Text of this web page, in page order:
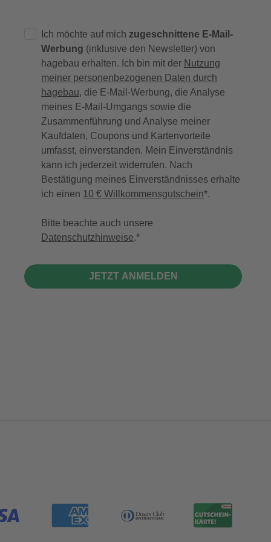
Ich möchte auf mich zugeschnittene E-Mail-
Werbung (inklusive den Newsletter) von
hagebau erhalten. Ich bin mit der Nutzung
meiner personenbezogenen Daten durch
hagebau, die E-Mail-Werbung, die Analyse
meines E-Mail-Umgangs sowie die
Zusammenführung und Analyse meiner
Kaufdaten, Coupons und Kartenvorteile
umfasst, einverstanden. Mein Einverständnis
kann ich jederzeit widerrufen. Nach
Bestätigung meines Einverständnisses erhalte
ich einen 10 € Willkommensgutschein*.
Bitte beachte auch unsere
Datenschutzhinweise.
JETZT ANMELDEN